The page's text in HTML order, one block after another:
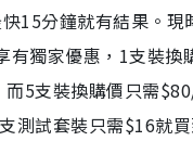
15分鐘就有結果。現
有獨家優惠，1支裝換
而5支裝換購價只需
測試套裝只需$16就